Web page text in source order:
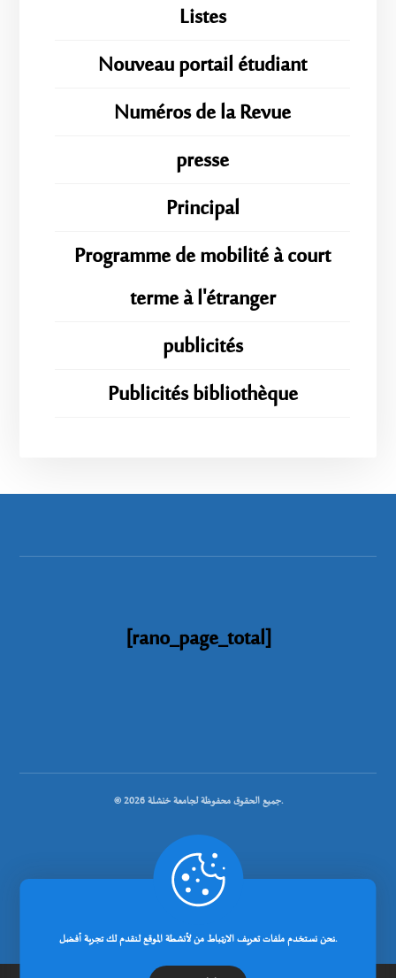
Listes
Nouveau portail étudiant
Numéros de la Revue
presse
Principal
Programme de mobilité à court
terme à l'étranger
publicités
Publicités bibliothèque
[rano_page_total]
© جميع الحقوق محفوظة لجامعة خنشلة 2026.
.
نحن نستخدم ملفات تعريف الارتباط من لأنشطة الموقع لنقدم لك تجربة أفضل.